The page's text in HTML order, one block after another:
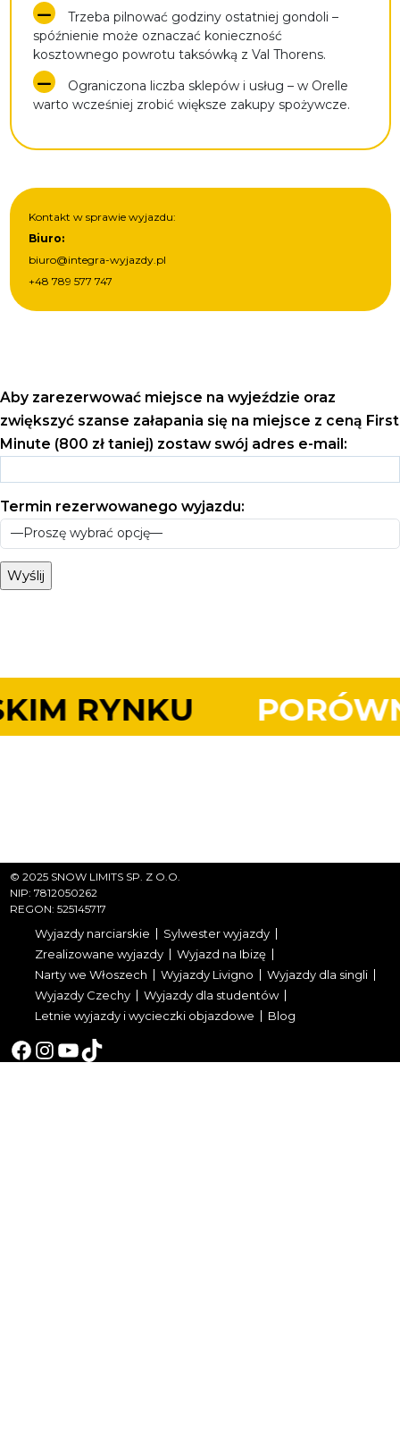
Trzeba pilnować godziny ostatniej gondoli –
spóźnienie może oznaczać konieczność
kosztownego powrotu taksówką z Val Thorens.
Ograniczona liczba sklepów i usług – w Orelle
warto wcześniej zrobić większe zakupy spożywcze.
Kontakt w sprawie wyjazdu:
Biuro:
biuro@integra-wyjazdy.pl
+48 789 577 747
Aby zarezerwować miejsce na wyjeździe oraz
zwiększyć szanse załapania się na miejsce z ceną First
Minute (800 zł taniej) zostaw swój adres e-mail:
Termin rezerwowanego wyjazdu:
PORÓWNAJ NASZE
© 2025 SNOW LIMITS SP. Z O.O.
NIP: 7812050262
REGON: 525145717
Wyjazdy narciarskie
Sylwester wyjazdy
Zrealizowane wyjazdy
Wyjazd na Ibizę
Narty we Włoszech
Wyjazdy Livigno
Wyjazdy dla singli
Wyjazdy Czechy
Wyjazdy dla studentów
Letnie wyjazdy i wycieczki objazdowe
Blog
Facebook
Instagram
YouTube
TikTok